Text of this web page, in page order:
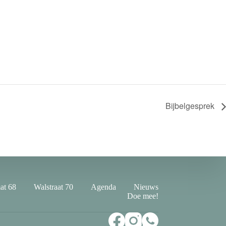
Bijbelgesprek
68 Walstraat 70 Agenda
Nieuws
Doe mee!